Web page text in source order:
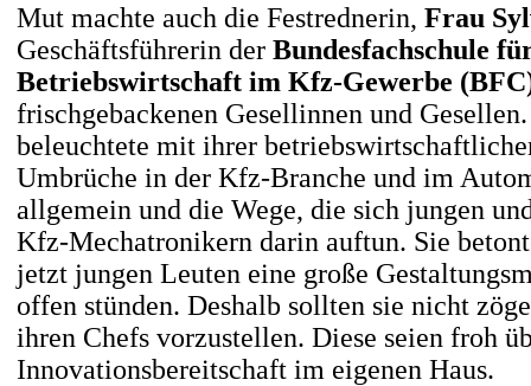
Mut machte auch die Festrednerin, Frau
Geschäftsführerin der Bundesfachschule
Betriebswirtschaft im Kfz-Gewerbe
frischgebackenen Gesellinnen und
beleuchtete mit ihrer
Umbrüche in der Kfz-Branche und im
allgemein und die Wege, die sich jungen
Kfz-Mechatronikern darin auftun. Sie
jetzt jungen Leuten eine große
offen stünden. Deshalb sollten sie nicht
ihren Chefs vorzustellen. Diese seien froh
Innovationsbereitschaft im eigenen Haus.